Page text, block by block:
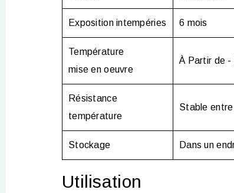
Exposition intempéries 6 mois
Température
mise en oeuvre
À Partir de -
Résistance
température
Stable entre
Stockage Dans un
Utilisation